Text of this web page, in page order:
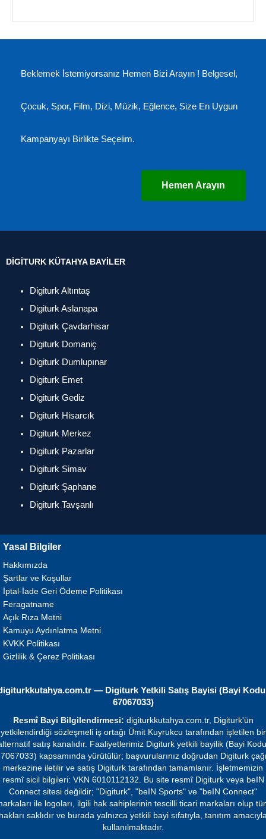
Beklemek İstemiyorsanız Hemen Bizi Arayın ! Belgesel,
Çocuk, Spor, Film, Dizi, Müzik, Eğlence, Size En Uygun
Kampanyayı Birlikte Seçelim.
Hemen Arayın
DIGITURK KÜTAHYA BAYILER
Digiturk Altıntaş
Digiturk Aslanapa
Digiturk Çavdarhisar
Digiturk Domaniç
Digiturk Dumlupınar
Digiturk Emet
Digiturk Gediz
Digiturk Hisarcık
Digiturk Merkez
Digiturk Pazarlar
Digiturk Simav
Digiturk Şaphane
Digiturk Tavşanlı
Yasal Bilgiler
Hakkımızda
Şartlar ve Koşullar
İptal-İade Geri Ödeme Politikası
Feragatname
Açık Rıza Metni
Kamuyu Aydınlatma Metni
KVKK Politikası
Gizlilik & Çerez Politikası
— Digiturk Yetkili Satış Bayisi (Bayi
67067033)
Resmî Bayi Bilgilendirmesi: digiturkkutahya.com.tr, Digiturk'ün
yetkilendirdiği sözleşmeli iş ortağı Ümit Kuyrukcu tarafından işletilen bir
satış kanalıdır. Faaliyetlerimiz Digiturk yetkili bayilik (Bayi
kapsamında yürütülür; başvurularınız doğrudan Digiturk
merkezine iletilir ve satış Digiturk tarafından tamamlanır. İşletmemizin
resmî sicil bilgileri: VKN 6010112132. Bu site resmî Digiturk veya beIN
Connect sitesi değildir; "Digiturk", "beIN Sports" ve "beIN Connect"
ile logoları, ilgili hak sahiplerinin tescilli ticari markaları olup
saklıdır ve burada yalnızca yetkili bayi sıfatıyla, tanıtım
kullanılmaktadır.